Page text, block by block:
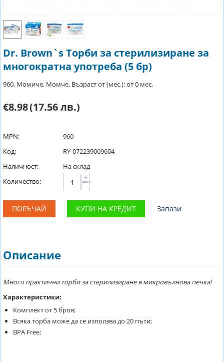
Dr. Brown`s Торби за стерилизиране за
многократна употреба (5 бр)
960, Момиче, Момче, Възраст от (мес.): от 0 мес.
€8.98(17.56 лв.)
MPN:
960
Код:
RY-072239009604
Наличност:
На склад
Количество:
+
−
ПОРЪЧАЙ КУПИ НА КРЕДИТ Запази
Описание
Много практични торби за стерилизиране в микровълнова печка!
Характеристики:
Комплект от 5 броя;
Всяка торба може да се използва до 20 пъти;
BPA Free;